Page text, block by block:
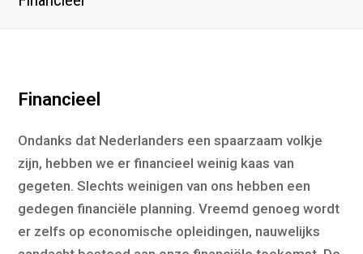
Financieel
Ondanks dat Nederlanders een spaarzaam volkje
zijn, hebben we er financieel weinig kaas van
gegeten. Slechts weinigen van ons hebben een
gedegen financiële planning. Vreemd genoeg wordt
er zelfs op economische opleidingen, nauwelijks